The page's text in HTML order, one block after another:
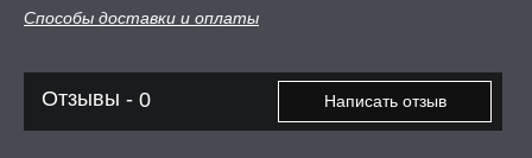
КАРТА
Способы доставки и оплаты
Отзывы - 0 Написать отзыв